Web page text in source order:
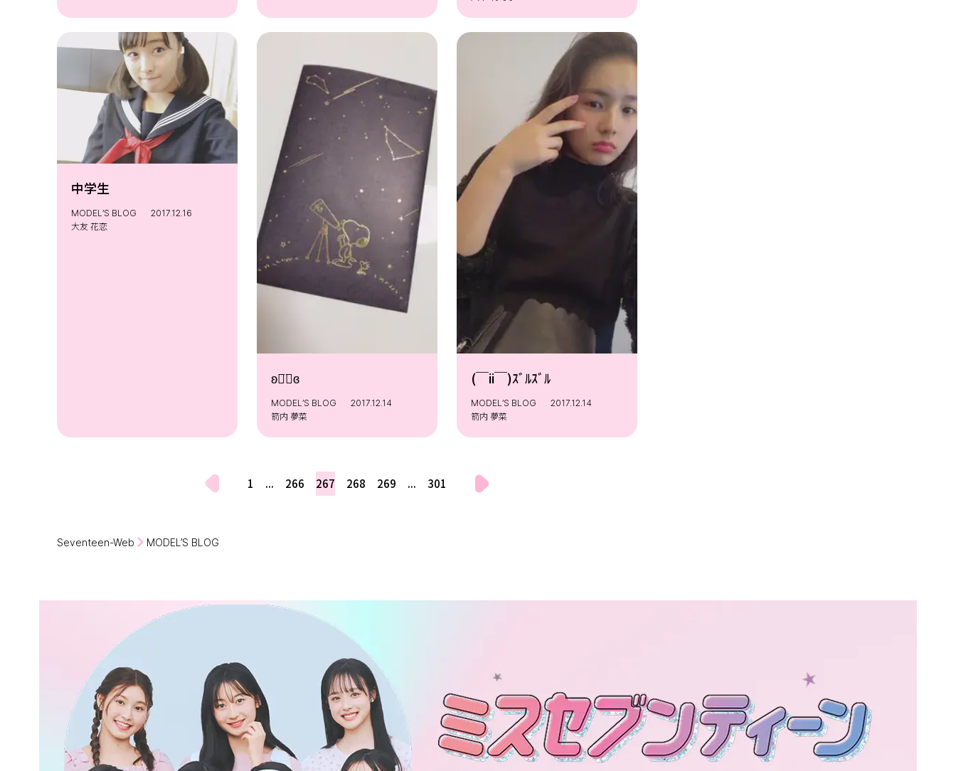
中学生
MODEL’S BLOG
2017.12.16
大友 花恋
ʚ◡̈⃝ɞ
MODEL’S BLOG
2017.12.14
箭内 夢菜
(￣ii￣)ｽﾞﾙｽﾞﾙ
MODEL’S BLOG
2017.12.14
箭内 夢菜
1 ... 266 267 268 269 ... 301
Seventeen-Web MODEL’S BLOG